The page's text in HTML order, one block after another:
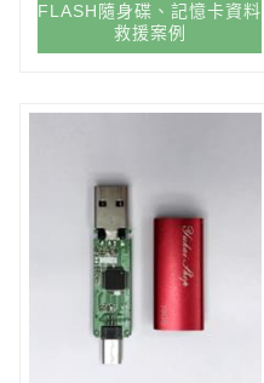
FLASH隨身碟、記憶卡資料
救援案例